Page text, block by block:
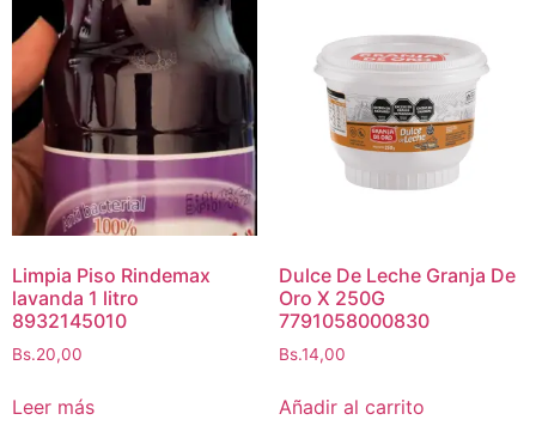
Limpia Piso Rindemax
lavanda 1 litro
8932145010
Bs.20,00
Leer más
Dulce De Leche Granja De
Oro X 250G
7791058000830
Bs.14,00
Añadir al carrito